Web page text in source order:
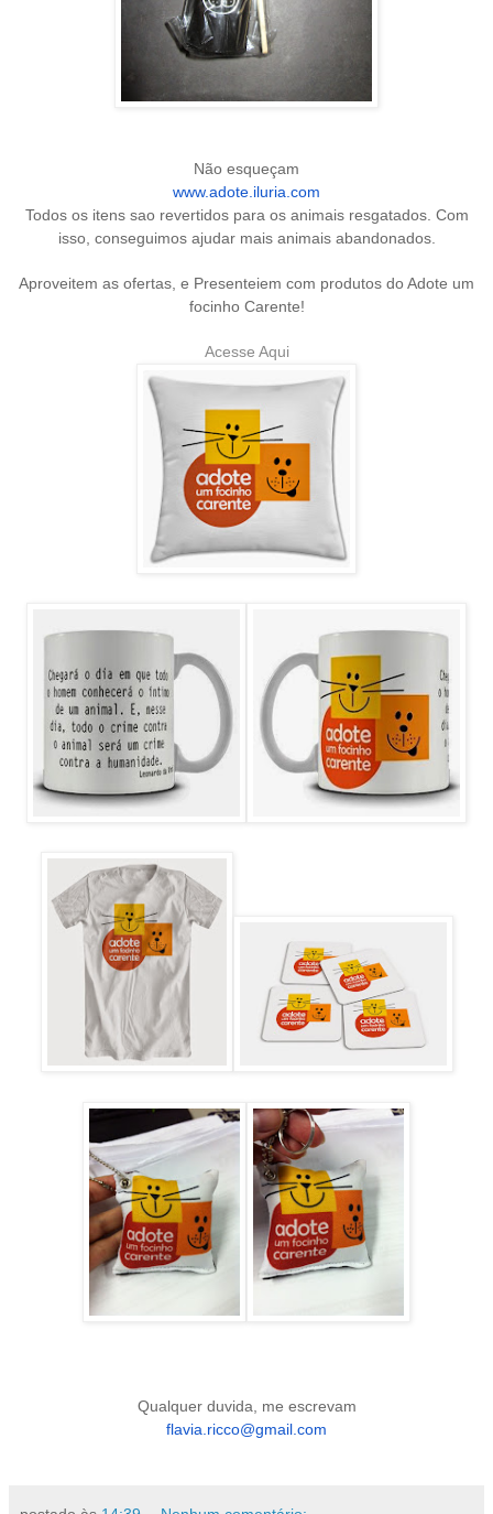
Não esqueçam
www.adote.iluria.com
Todos os itens sao revertidos para os animais resgatados. Com
isso, conseguimos ajudar mais animais abandonados.
Aproveitem as ofertas, e Presenteiem com produtos do Adote um
focinho Carente!
Acesse Aqui
Qualquer duvida, me escrevam
flavia.ricco@gmail.com